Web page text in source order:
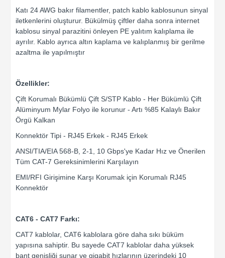
Katı 24 AWG bakır filamentler, patch kablo kablosunun sinyal
iletkenlerini oluşturur. Bükülmüş çiftler daha sonra internet
kablosu sinyal parazitini önleyen PE yalıtım kalıplama ile
ayrılır. Kablo ayrıca altın kaplama ve kalıplanmış bir gerilme
azaltma ile yapılmıştır
Özellikler:
Çift Korumalı Bükümlü Çift S/STP Kablo - Her Bükümlü Çift
Alüminyum Mylar Folyo ile korunur - Artı %85 Kalaylı Bakır
Örgü Kalkan
Konnektör Tipi - RJ45 Erkek - RJ45 Erkek
ANSI/TIA/EIA 568-B, 2-1, 10 Gbps'ye Kadar Hız ve Önerilen
Tüm CAT-7 Gereksinimlerini Karşılayın
EMI/RFI Girişimine Karşı Korumak için Korumalı RJ45
Konnektör
CAT6 - CAT7 Farkı:
CAT7 kablolar, CAT6 kablolara göre daha sıkı büküm
yapısına sahiptir. Bu sayede CAT7 kablolar daha yüksek
bant genişliği sunar ve gigabit hızlarının üzerindeki 10